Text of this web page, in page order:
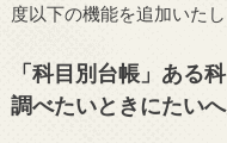
度以下の機能を追加いたし
「科目別台帳」ある
調べたいときにたい